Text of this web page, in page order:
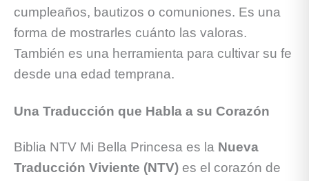
cumpleaños, bautizos o comuniones. Es una
forma de mostrarles cuánto las valoras.
También es una herramienta para cultivar su fe
desde una edad temprana.
Una Traducción que Habla a su Corazón
Biblia NTV Mi Bella Princesa es la Nueva
Traducción Viviente (NTV) es el corazón de